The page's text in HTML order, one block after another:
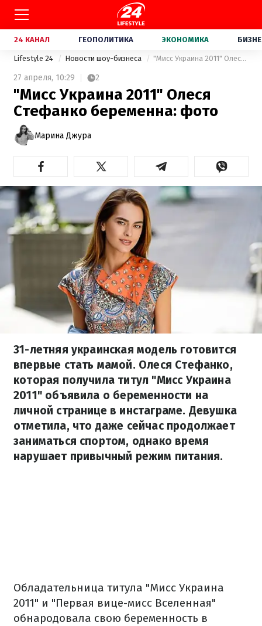
24 КАНАЛ ГЕОПОЛИТИКА ЭКОНОМИКА
Lifestyle 24 Новости шоу-бизнеса "Мисс Украина 2011" Олеся Стефанко беременна: фото
27 апреля, 10:29 2
"Мисс Украина 2011" Олеся
Стефанко беременна: фото
Марина Джура
31-летняя украинская модель готовится
впервые стать мамой. Олеся Стефанко,
которая получила титул "Мисс Украина
2011" объявила о беременности на
личной странице в инстаграме. Девушка
отметила, что даже сейчас продолжает
заниматься спортом, однако время
нарушает привычный режим питания.
Обладательница титула "Мисс Украина
2011" и "Первая вице-мисс Вселенная"
обнародовала свою беременность в